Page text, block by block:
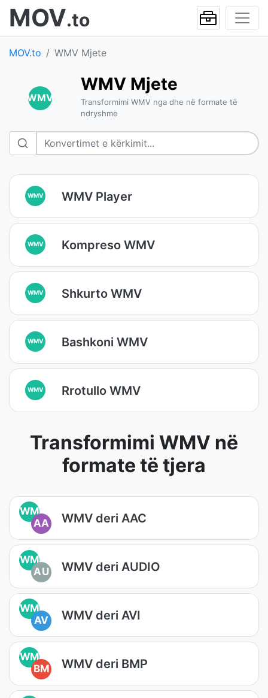
MOV.to
MOV.to WMV Mjete
WMV
WMV Mjete
Transformimi WMV nga dhe në formate të
ndryshme
WMV WMV Player
WMV Kompreso WMV
WMV Shkurto WMV
WMV Bashkoni WMV
WMV Rrotullo WMV
Transformimi WMV në
formate të tjera
WM
AA
WMV deri AAC
WM
AU
WMV deri AUDIO
WM
AV
WMV deri AVI
WM
BM
WMV deri BMP